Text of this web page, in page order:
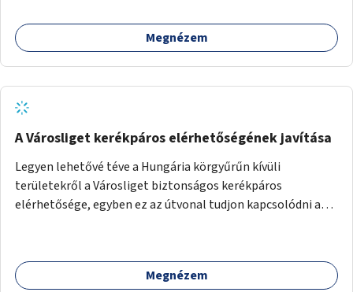
Megnézem
A Városliget kerékpáros elérhetőségének javítása
Legyen lehetővé téve a Hungária körgyűrűn kívüli
területekről a Városliget biztonságos kerékpáros
elérhetősége, egyben ez az útvonal tudjon kapcsolódni a
kerékpárosbaráttá alakítása a Korong utcától kezdődően a
Dózsa György útig, és kapcsolatot kell biztosítani az István
Megnézem